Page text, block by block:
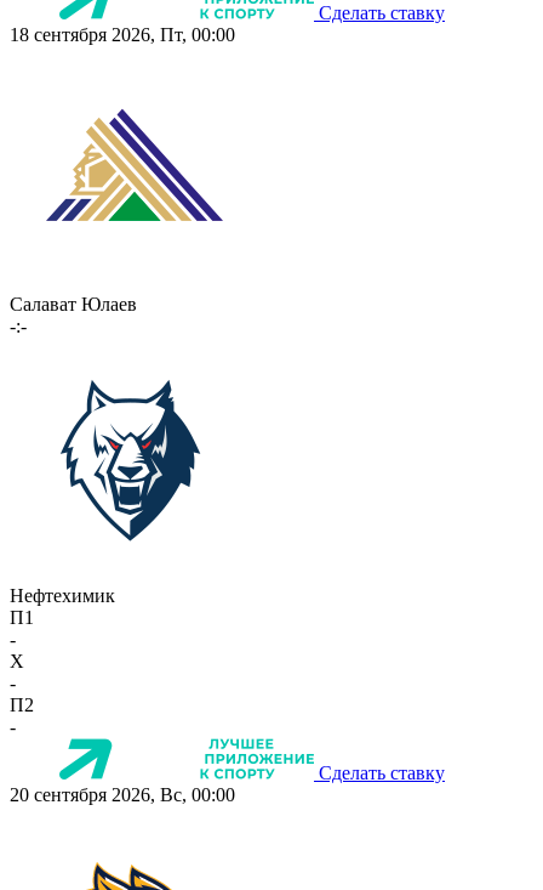
Сделать ставку
18 сентября 2026, Пт, 00:00
Салават Юлаев
-:-
Нефтехимик
П1
-
X
-
П2
-
Сделать ставку
20 сентября 2026, Вс, 00:00